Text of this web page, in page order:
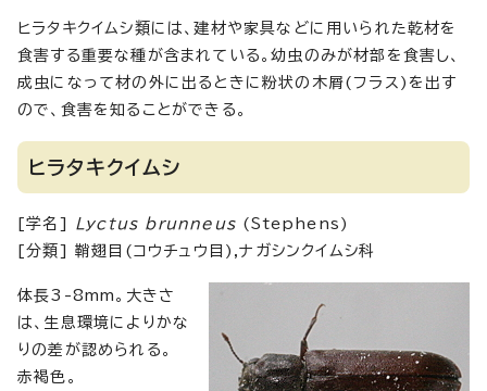
ヒラタキクイムシ類には、建材や家具などに用いられた乾材を
食害する重要な種が含まれている。幼虫のみが材部を食害し、
成虫になって材の外に出るときに粉状の木屑(フラス)を出す
ので、食害を知ることができる。
ヒラタキクイムシ
[学名] Lyctus brunneus (Stephens)
[分類] 鞘翅目(コウチュウ目),ナガシンクイムシ科
体長3-8mm。大きさ
は、生息環境によりかな
りの差が認められる。
赤褐色。